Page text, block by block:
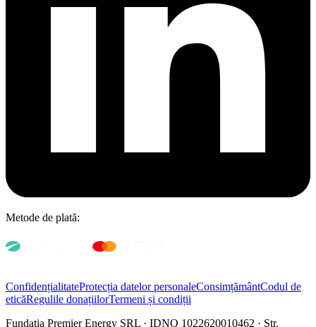
Metode de plată:
ConfidențialitateProtecția datelor personaleConsimțământCodul de
eticăRegulile donațiilorTermeni și condiții
Fundația Premier Energy SRL · IDNO 1022620010462 · Str.